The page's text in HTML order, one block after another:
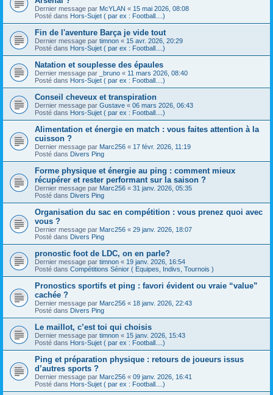
Dernier message par McYLAN « 15 mai 2026, 08:08
Posté dans Hors-Sujet ( par ex : Football....)
Fin de l'aventure Barça je vide tout
Dernier message par timnon « 15 avr. 2026, 20:29
Posté dans Hors-Sujet ( par ex : Football....)
Natation et souplesse des épaules
Dernier message par _bruno « 11 mars 2026, 08:40
Posté dans Hors-Sujet ( par ex : Football....)
Conseil cheveux et transpiration
Dernier message par Gustave « 06 mars 2026, 06:43
Posté dans Hors-Sujet ( par ex : Football....)
Alimentation et énergie en match : vous faites attention à la
cuisson ?
Dernier message par Marc256 « 17 févr. 2026, 11:19
Posté dans Divers Ping
Forme physique et énergie au ping : comment mieux
récupérer et rester performant sur la saison ?
Dernier message par Marc256 « 31 janv. 2026, 05:35
Posté dans Divers Ping
Organisation du sac en compétition : vous prenez quoi avec
vous ?
Dernier message par Marc256 « 29 janv. 2026, 18:07
Posté dans Divers Ping
pronostic foot de LDC, on en parle?
Dernier message par timnon « 19 janv. 2026, 16:54
Posté dans Compétitions Sénior ( Equipes, Indivs, Tournois )
Pronostics sportifs et ping : favori évident ou vraie “value”
cachée ?
Dernier message par Marc256 « 18 janv. 2026, 22:43
Posté dans Divers Ping
Le maillot, c’est toi qui choisis
Dernier message par timnon « 15 janv. 2026, 15:43
Posté dans Hors-Sujet ( par ex : Football....)
Ping et préparation physique : retours de joueurs issus
d’autres sports ?
Dernier message par Marc256 « 09 janv. 2026, 16:41
Posté dans Hors-Sujet ( par ex : Football....)